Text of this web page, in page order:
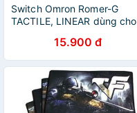
Switch Omron Romer-G
TACTILE, LINEAR dùng cho
15.900 đ